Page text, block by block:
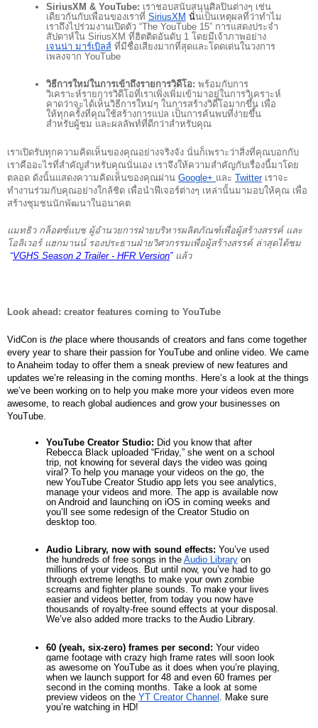
SiriusXM & YouTube: เราชอบสนับสนุนศิลปินต่างๆ เช่น
เดียวกันกับเพื่อนของเราที่ SiriusXM นั่นเป็นเหตุผลที่ว่าทำไม
เราถึงไปร่วมงานเปิดตัว “The YouTube 15” การแสดงประจำ
สัปดาห์ใน SiriusXM ที่ฮิตติดอันดับ 1 โดยมีเจ้าภาพอย่าง
เจนน่า มาร์เบิลส์ ที่มีชื่อเสียงมากที่สุดและโดดเด่นในวงการ
เพลงจาก YouTube
วิธีการใหม่ในการเข้าถึงรายการวิดีโอ: พร้อมกับการ
วิเคราะห์รายการวิดีโอที่เราเพิ่งเพิ่มเข้ามาอยู่ในการวิเคราะห์
คาดว่าจะได้เห็นวิธีการใหม่ๆ ในการสร้างวิดีโอมากขึ้น เพื่อ
ให้ทุกครั้งที่คุณใช้สร้างการแปล เป็นการค้นพบที่ง่ายขึ้น
สำหรับผู้ชม และผลลัพท์ที่ดีกว่าสำหรับคุณ
เราเปิดรับทุกความคิดเห็นของคุณอย่างจริงจัง นั่นก็เพราะว่าสิ่งที่คุณบอกกับ
เราคืออะไรที่สำคัญสำหรับคุณนั่นเอง เราจึงให้ความสำคัญกับเรื่องนี้มาโดย
ตลอด ดังนั้นแสดงความคิดเห็นของคุณผ่าน Google+ และ Twitter เราจะ
ทำงานร่วมกับคุณอย่างใกล้ชิด เพื่อนำฟีเจอร์ต่างๆ เหล่านั้นมามอบให้คุณ เพื่อ
สร้างชุมชนนักพัฒนาในอนาคต
แมทธิว กล็อตซ์แบช ผู้อำนวยการฝ่ายบริหารผลิตภัณฑ์เพื่อผู้สร้างสรรค์ และ
โอลิเวอร์ แฮกมานน์ รองประธานฝ่ายวิศวกรรมเพื่อผู้สร้างสรรค์ ล่าสุดได้ชม
“VGHS Season 2 Trailer - HFR Version” แล้ว
Look ahead: creator features coming to YouTube
VidCon is the place where thousands of creators and fans come together
every year to share their passion for YouTube and online video. We came
to Anaheim today to offer them a sneak preview of new features and
updates we’re releasing in the coming months. Here’s a look at the things
we’ve been working on to help you make more your videos even more
awesome, to reach global audiences and grow your businesses on
YouTube.
YouTube Creator Studio: Did you know that after
Rebecca Black uploaded “Friday,” she went on a school
trip, not knowing for several days the video was going
viral? To help you manage your videos on the go, the
new YouTube Creator Studio app lets you see analytics,
manage your videos and more. The app is available now
on Android and launching on iOS in coming weeks and
you’ll see some redesign of the Creator Studio on
desktop too.
Audio Library, now with sound effects: You’ve used
the hundreds of free songs in the Audio Library on
millions of your videos. But until now, you’ve had to go
through extreme lengths to make your own zombie
screams and fighter plane sounds. To make your lives
easier and videos better, from today you now have
thousands of royalty-free sound effects at your disposal.
We’ve also added more tracks to the Audio Library.
60 (yeah, six-zero) frames per second: Your video
game footage with crazy high frame rates will soon look
as awesome on YouTube as it does when you’re playing,
when we launch support for 48 and even 60 frames per
second in the coming months. Take a look at some
preview videos on the YT Creator Channel . Make sure
you’re watching in HD!